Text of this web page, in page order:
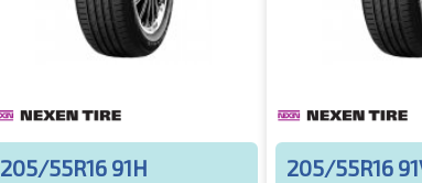
205/55R16 91H 205/55R16